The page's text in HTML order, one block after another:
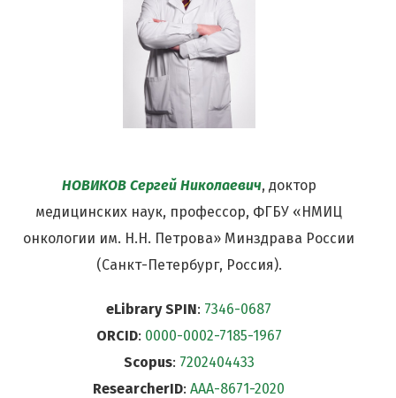
НОВИКОВ Сергей Николаевич, доктор
медицинских наук, профессор, ФГБУ «НМИЦ
онкологии им. Н.Н. Петрова» Минздрава России
(Санкт-Петербург, Россия).
eLibrary SPIN: 7346-0687
ORCID: 0000-0002-7185-1967
Scopus: 7202404433
ResearcherID:ААА-8671-2020